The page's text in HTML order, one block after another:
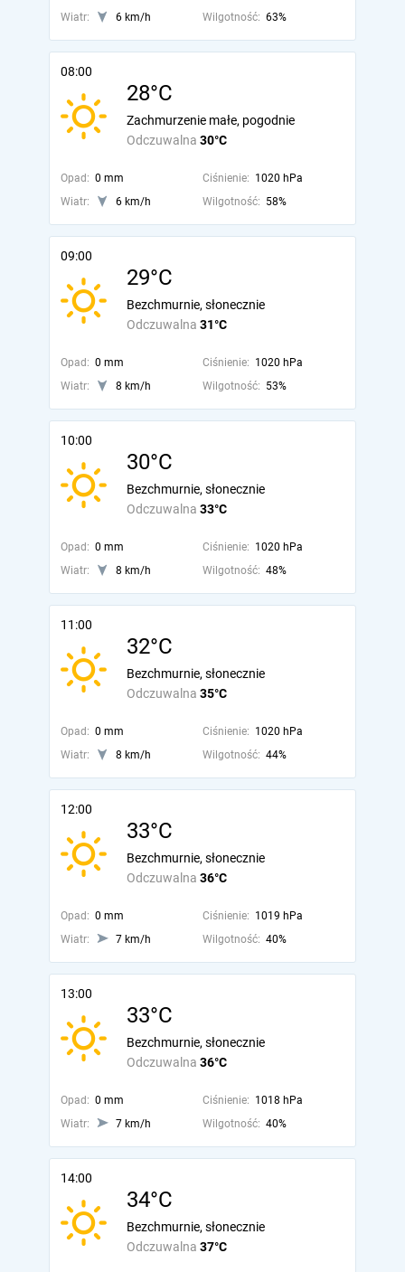
Wiatr: 6 km/h Wilgotność: 63%
08:00
28°C
Odczuwalna 30°C
Zachmurzenie małe, pogodnie
Opad: 0 mm Ciśnienie: 1020 hPa
Wiatr:
6 km/h Wilgotność: 58%
09:00
29°C
Odczuwalna 31°C
Bezchmurnie, słonecznie
Opad: 0 mm Ciśnienie: 1020 hPa
Wiatr:
8 km/h Wilgotność: 53%
10:00
30°C
Odczuwalna 33°C
Bezchmurnie, słonecznie
Opad: 0 mm Ciśnienie: 1020 hPa
Wiatr:
8 km/h Wilgotność: 48%
11:00
32°C
Odczuwalna 35°C
Bezchmurnie, słonecznie
Opad: 0 mm Ciśnienie: 1020 hPa
Wiatr:
8 km/h Wilgotność: 44%
12:00
33°C
Odczuwalna 36°C
Bezchmurnie, słonecznie
Opad: 0 mm Ciśnienie: 1019 hPa
Wiatr:
7 km/h Wilgotność: 40%
13:00
33°C
Odczuwalna 36°C
Bezchmurnie, słonecznie
Opad: 0 mm Ciśnienie: 1018 hPa
Wiatr:
7 km/h Wilgotność: 40%
14:00
34°C
Odczuwalna 37°C
Bezchmurnie, słonecznie